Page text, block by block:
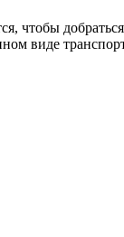
чтобы
виде